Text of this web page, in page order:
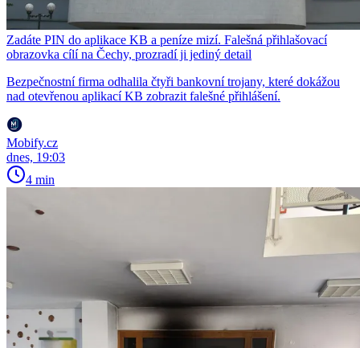
Zadáte PIN do aplikace KB a peníze mizí. Falešná přihlašovací
obrazovka cílí na Čechy, prozradí ji jediný detail
Bezpečnostní firma odhalila čtyři bankovní trojany, které dokážou
nad otevřenou aplikací KB zobrazit falešné přihlášení.
Mobify.cz
dnes, 19:03
4 min